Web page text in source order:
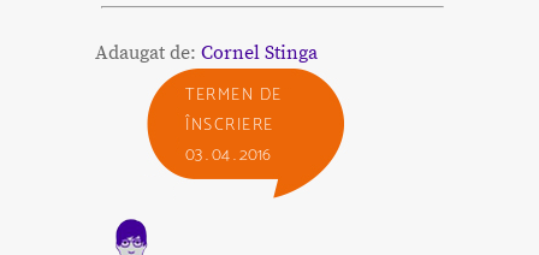
Adaugat de: Cornel Stinga
TERMEN DE
ÎNSCRIERE
03 . 04 . 2016